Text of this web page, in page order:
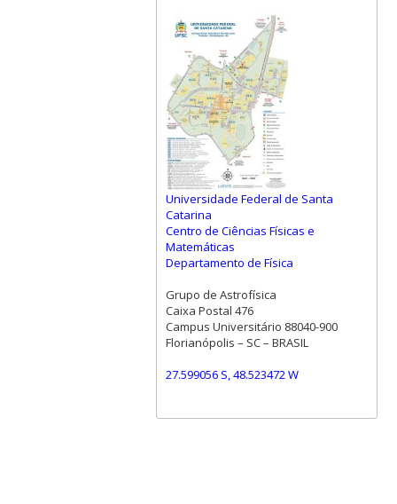
Universidade Federal de Santa
Catarina
Centro de Ciências Físicas e
Matemáticas
Departamento de Física
Grupo de Astrofísica
Caixa Postal 476
Campus Universitário 88040-900
Florianópolis – SC – BRASIL
27.599056 S, 48.523472 W